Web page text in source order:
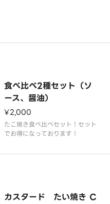
食べ比べ2種セット（ソ
ース、醤油）
¥2,000
たこ焼き食べ比べセット！セット
でお得になっております！
カスタード たい焼き C